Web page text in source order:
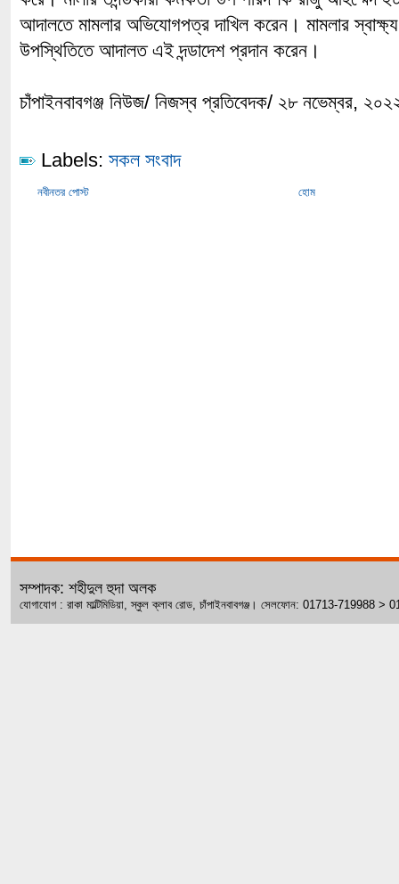
আদালতে মামলার অভিযোগপত্র দাখিল করেন। মামলার
উপস্থিতিতে আদালত এই দন্ডাদেশ প্রদান করেন।
চাঁপাইনবাবগঞ্জ নিউজ/ নিজস্ব প্রতিবেদক/ ২৮ নভেম্বর,
Labels: সকল সংবাদ
নবীনতর পোস্ট হোম
সম্পাদক: শহীদুল হুদা অলক
যোগাযোগ : রাকা মাল্টিমিডিয়া, স্কুল ক্লাব রোড, চাঁপাইনবাবগঞ্জ। সেলফোন: 01713-